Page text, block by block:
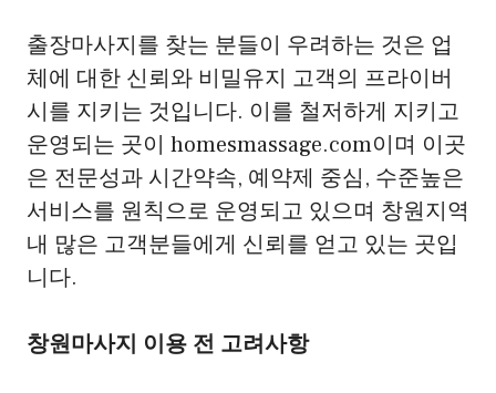
출장마사지를 찾는 분들이 우려하는 것은 업
체에 대한 신뢰와 비밀유지 고객의 프라이버
시를 지키는 것입니다. 이를 철저하게 지키고
운영되는 곳이 homesmassage.com이며 이곳
은 전문성과 시간약속, 예약제 중심, 수준높은
서비스를 원칙으로 운영되고 있으며 창원지역
내 많은 고객분들에게 신뢰를 얻고 있는 곳입
니다.
창원마사지 이용 전 고려사항